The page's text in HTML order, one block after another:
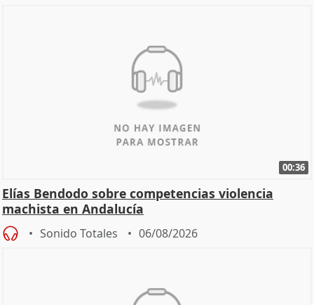
00:36
Elías Bendodo sobre competencias violencia
machista en Andalucía
Sonido Totales 06/08/2026